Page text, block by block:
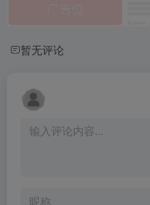
暂无评论